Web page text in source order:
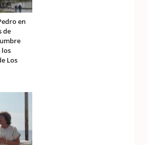
en
de
los
Los